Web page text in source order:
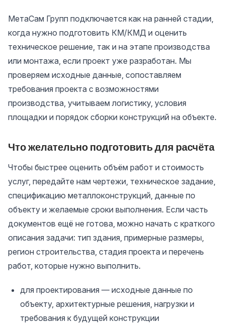
МетаСам Групп подключается как на ранней стадии,
когда нужно подготовить КМ/КМД и оценить
техническое решение, так и на этапе производства
или монтажа, если проект уже разработан. Мы
проверяем исходные данные, сопоставляем
требования проекта с возможностями
производства, учитываем логистику, условия
площадки и порядок сборки конструкций на объекте.
Что желательно подготовить для расчёта
Чтобы быстрее оценить объём работ и стоимость
услуг, передайте нам чертежи, техническое задание,
спецификацию металлоконструкций, данные по
объекту и желаемые сроки выполнения. Если часть
документов ещё не готова, можно начать с краткого
описания задачи: тип здания, примерные размеры,
регион строительства, стадия проекта и перечень
работ, которые нужно выполнить.
для проектирования — исходные данные по
объекту, архитектурные решения, нагрузки и
требования к будущей конструкции